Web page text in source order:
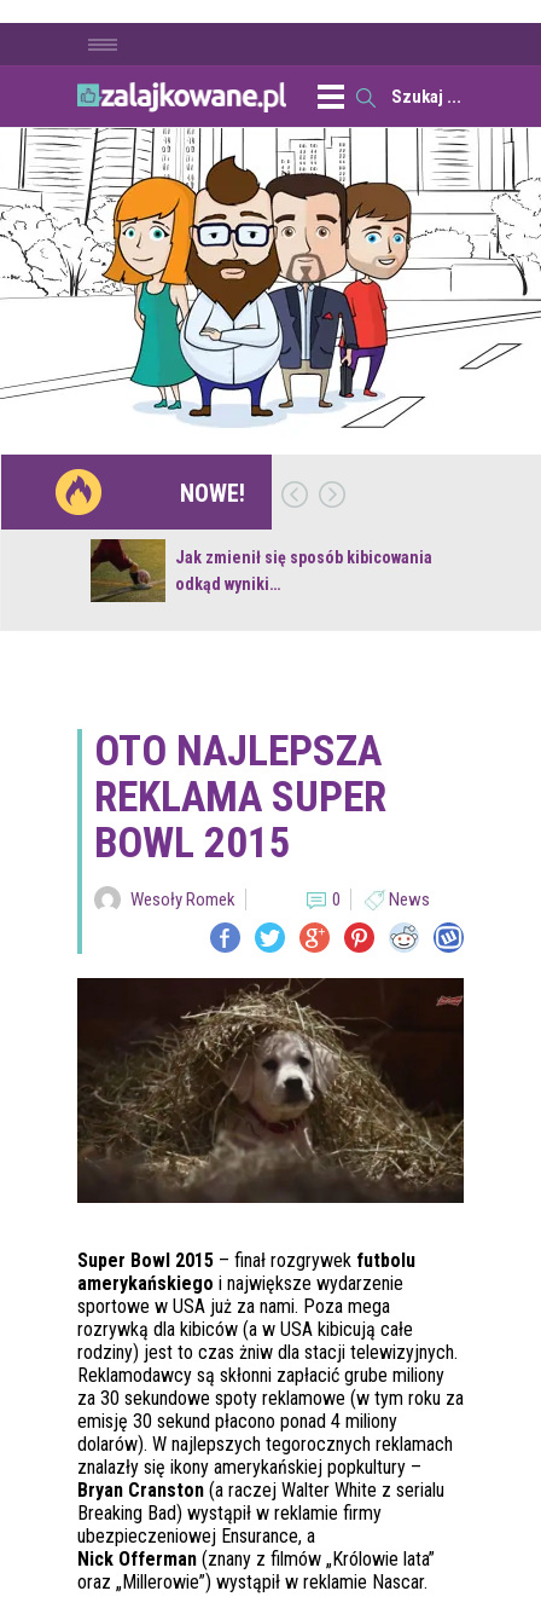
NOWE!
Jak zmienił się sposób kibicowania
odkąd wyniki…
OTO NAJLEPSZA
REKLAMA SUPER
BOWL 2015
Wesoły Romek 0 News
Super Bowl 2015 – finał rozgrywek futbolu
amerykańskiego i największe wydarzenie
sportowe w USA już za nami. Poza mega
rozrywką dla kibiców (a w USA kibicują całe
rodziny) jest to czas żniw dla stacji telewizyjnych.
Reklamodawcy są skłonni zapłacić grube miliony
za 30 sekundowe spoty reklamowe (w tym roku za
emisję 30 sekund płacono ponad 4 miliony
dolarów). W najlepszych tegorocznych reklamach
znalazły się ikony amerykańskiej popkultury –
Bryan Cranston (a raczej Walter White z serialu
Breaking Bad) wystąpił w reklamie firmy
ubezpieczeniowej Ensurance, a
Nick Offerman (znany z filmów „Królowie lata”
oraz „Millerowie”) wystąpił w reklamie Nascar.